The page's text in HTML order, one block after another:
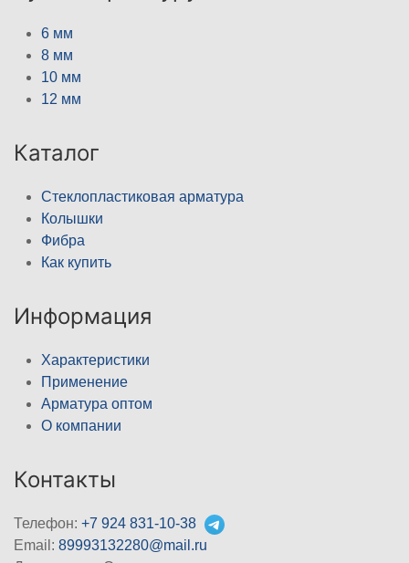
6 мм
8 мм
10 мм
12 мм
Каталог
Стеклопластиковая арматура
Колышки
Фибра
Как купить
Информация
Характеристики
Применение
Арматура оптом
О компании
Контакты
Телефон: +7 924 831-10-38
Email: 89993132280@mail.ru